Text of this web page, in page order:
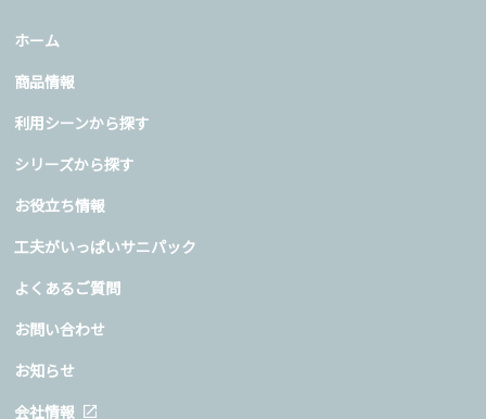
ホーム
商品情報
利用シーンから探す
シリーズから探す
お役立ち情報
工夫がいっぱいサニパック
よくあるご質問
お問い合わせ
お知らせ
会社情報